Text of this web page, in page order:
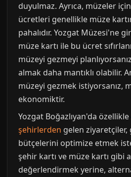
duyulmaz. Ayrıca, müzeler
ücretleri genellikle müze
pahalıdır. Yozgat Müzesi'ne
müze kartı ile bu ücret
müzeyi gezmeyi
almak daha mantıklı olabilir.
müzeyi gezmek istiyorsanız,
ekonomiktir.
Yozgat Boğazlıyan'da özellikle
şehirlerden gelen ziyaretçiler,
bütçelerini optimize etmek
şehir kartı ve müze kartı gibi
değerlendirmek yerine,